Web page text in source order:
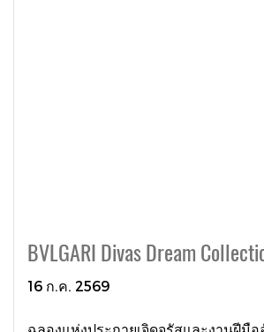
BVLGARI Divas Dream
16 ก.ค. 2569